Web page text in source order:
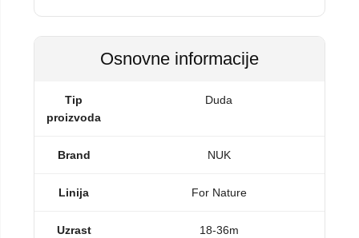
Osnovne informacije
Tip
proizvoda
Duda
Brand NUK
Linija For Nature
Uzrast 18-36m